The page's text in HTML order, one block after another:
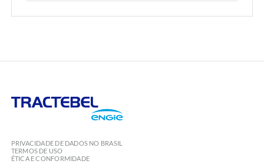
Engie
PRIVACIDADE DE DADOS NO BRASIL
TERMOS DE USO
ÉTICA E CONFORMIDADE